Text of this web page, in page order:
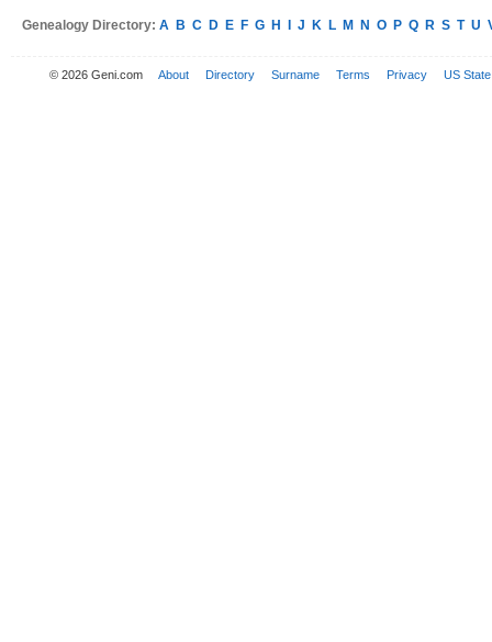
Genealogy Directory: A B C D E F G H J K L M N O P Q R S T U
© 2026 Geni.com About Directory Surname Terms Privacy US